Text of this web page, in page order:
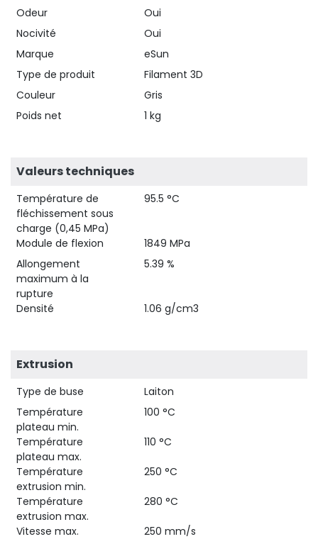
Odeur
Oui
Nocivité
Oui
Marque
eSun
Type de produit
Filament 3D
Couleur
Gris
Poids net
1 kg
Valeurs techniques
Température de
fléchissement sous
charge (0,45 MPa)
95.5 °C
Module de flexion
1849 MPa
Allongement
maximum à la
rupture
5.39 %
Densité 1.06 g/cm3
Extrusion
Type de buse
Laiton
Température
plateau min.
100 °C
Température
plateau max.
110 °C
Température
extrusion min.
250 °C
Température
extrusion max.
280 °C
Vitesse max.
250 mm/s